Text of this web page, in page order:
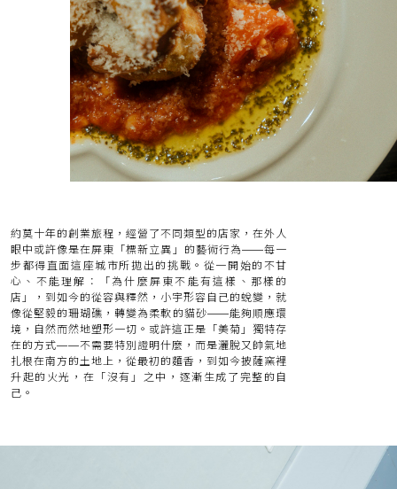
約莫十年的創業旅程，經營了不同類型的店家，在外人
眼中或許像是在屏東「標新立異」的藝術行為——每一
步都得直面這座城市所拋出的挑戰。從一開始的不甘
心、不能理解：「為什麼屏東不能有這樣、那樣的
店」，到如今的從容與釋然，小宇形容自己的蛻變，就
像從堅毅的珊瑚礁，轉變為柔軟的貓砂——能夠順應環
境，自然而然地塑形一切。或許這正是「美菊」獨特存
在的方式——不需要特別證明什麼，而是灑脫又帥氣地
扎根在南方的土地上，從最初的麵香，到如今披薩窯裡
升起的火光，在「沒有」之中，逐漸生成了完整的自
己。